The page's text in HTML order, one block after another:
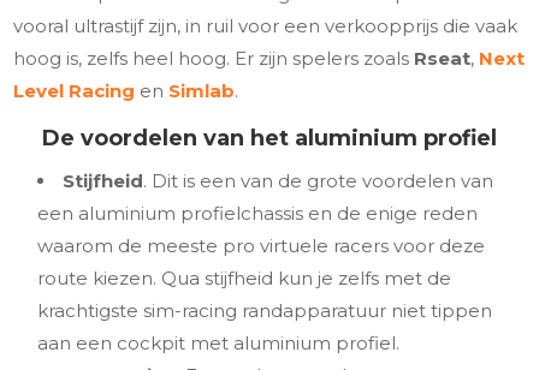
vooral ultrastijf zijn, in ruil voor een verkoopprijs die vaak
hoog is, zelfs heel hoog. Er zijn spelers zoals Rseat, Next
Level Racing en Simlab.
De voordelen van het aluminium profiel
Stijfheid. Dit is een van de grote voordelen van
een aluminium profielchassis en de enige reden
waarom de meeste pro virtuele racers voor deze
route kiezen. Qua stijfheid kun je zelfs met de
krachtigste sim-racing randapparatuur niet tippen
aan een cockpit met aluminium profiel.